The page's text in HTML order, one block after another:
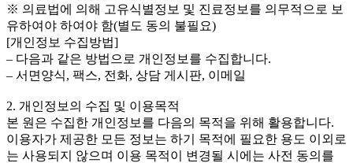
※ 의료법에 의해 고유식별정보 및 진료정보를 의무적으로 보
유하여야 하여야 함(별도 동의 불필요)
[개인정보 수집방법]
– 다음과 같은 방법으로 개인정보를 수집합니다.
– 서면양식, 팩스, 전화, 상담 게시판, 이메일
2. 개인정보의 수집 및 이용목적
본 원은 수집한 개인정보를 다음의 목적을 위해 활용합니다.
이용자가 제공한 모든 정보는 하기 목적에 필요한 용도 이외로
는 사용되지 않으며 이용 목적이 변경될 시에는 사전 동의를